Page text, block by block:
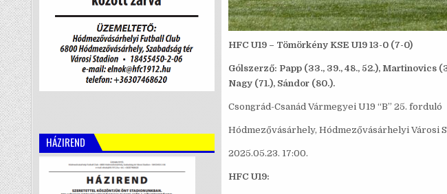
HFC U19 – Tömörkény KSE U19 13-0 (7-0)
Gólszerző: Papp (33., 39., 48., 52.), Martinovics
Nagy (71.), Sándor (80.).
Csongrád-Csanád Vármegyei U19 “B” 25. forduló
Hódmezővásárhely, Hódmezővásárhelyi Városi
2025.05.23. 17:00.
HFC U19:
HÁZIREND